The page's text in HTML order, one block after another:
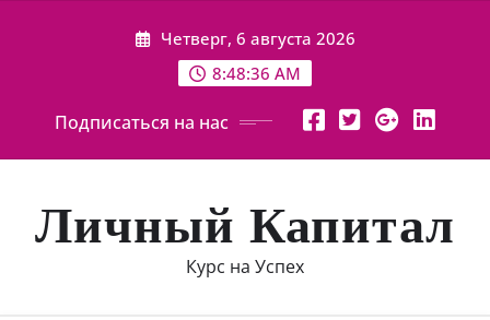
Четверг, 6 августа 2026
8:48:37 AM
Подписаться на нас
Личный Капитал
Курс на Успех